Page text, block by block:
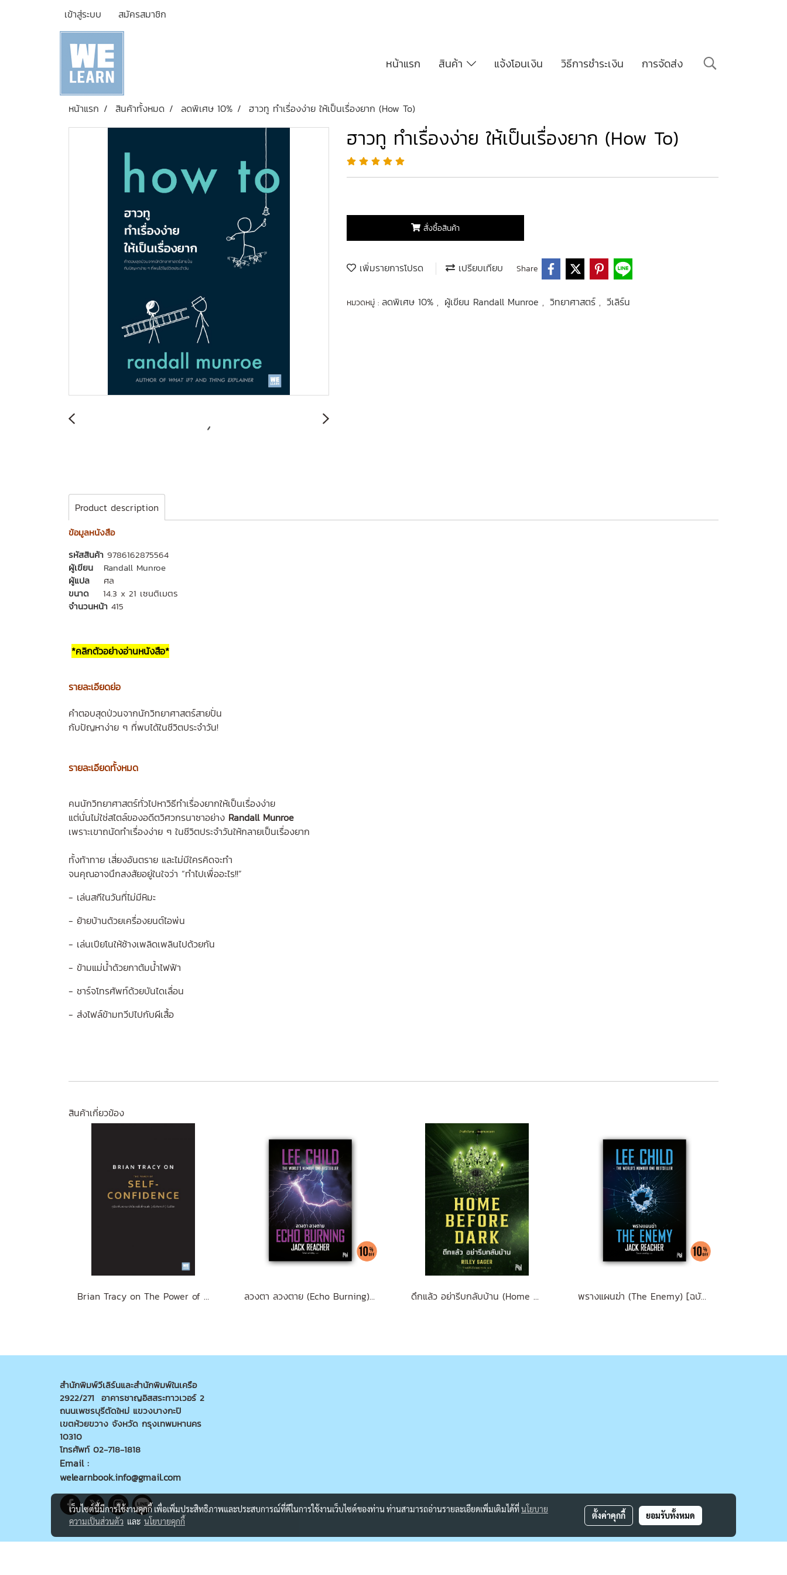
เข้าสู่ระบบ สมัครสมาชิก
หน้าแรก สินค้า แจ้งโอนเงิน วิธีการชำระเงิน การจัดส่ง
หน้าแรก สินค้าทั้งหมด ลดพิเศษ 10% ฮาวทู ทำเรื่องง่าย ให้เป็นเรื่องยาก (How To)
ฮาวทู ทำเรื่องง่าย ให้เป็นเรื่องยาก (How To)
สั่งซื้อสินค้า
เพิ่มรายการโปรด เปรียบเทียบ Share
หมวดหมู่ : ลดพิเศษ 10% , ผู้เขียน Randall Munroe , วิทยาศาสตร์ , วีเลิร์น
Product description
ข้อมูลหนังสือ
รหัสสินค้า 9786162875564
ผู้เขียน
Randall Munroe
ผู้แปล ศล
ขนาด 14.3 x 21 เซนติเมตร
จำนวนหน้า 415
*คลิกตัวอย่างอ่านหนังสือ*
รายละเอียดย่อ
คำตอบสุดป่วนจากนักวิทยาศาสตร์สายปั่น
กับปัญหาง่าย ๆ ที่พบได้ในชีวิตประจำวัน!
รายละเอียดทั้งหมด
คนนักวิทยาศาสตร์ทั่วไปหาวิธีทำเรื่องยากให้เป็นเรื่องง่าย
แต่นั่นไม่ใช่สไตล์ของอดีตวิศวกรนาซาอย่าง Randall Munroe
เพราะเขาถนัดทำเรื่องง่าย ๆ ในชีวิตประจำวันให้กลายเป็นเรื่องยาก
ทั้งท้าทาย เสี่ยงอันตราย และไม่มีใครคิดจะทำ
จนคุณอาจนึกสงสัยอยู่ในใจว่า “ทำไปเพื่ออะไร!!”
- เล่นสกีในวันที่ไม่มีหิมะ
- ย้ายบ้านด้วยเครื่องยนต์ไอพ่น
- เล่นเปียโนให้ช้างเพลิดเพลินไปด้วยกัน
- ข้ามแม่น้ำด้วยกาต้มน้ำไฟฟ้า
- ชาร์จโทรศัพท์ด้วยบันไดเลื่อน
- ส่งไฟล์ข้ามทวีปไปกับผีเสื้อ
สินค้าเกี่ยวข้อง
Brian Tracy on The Power of Self-Confidence ลวงตา ลวงตาย (Echo Burning) [ฉบับปรับปรุง] #5 ดึกแล้ว อย่ารีบกลับบ้าน (Home Before Dark) พรางแผนฆ่า (The Enemy) [ฉบับปรับปรุง] #8
สำนักพิมพ์วีเลิร์นและสำนักพิมพ์ในเครือ
2922/271 อาคารชาญอิสสระทาวเวอร์ 2
ถนนเพชรบุรีตัดใหม่ แขวงบางกะปิ
เขตห้วยขวาง จังหวัด กรุงเทพมหานคร
10310
โทรศัพท์ 02-718-1818
Email :
welearnbook.info@gmail.com
เว็บไซต์นี้มีการใช้งานคุกกี้ เพื่อเพิ่มประสิทธิภาพและประสบการณ์ที่ดีในการใช้งานเว็บไซต์ของท่าน ท่านสามารถอ่านรายละเอียดเพิ่มเติมได้ที่นโยบาย
ความเป็นส่วนตัว และ นโยบายคุกกี้
ตั้งค่าคุกกี้ ยอมรับทั้งหมด